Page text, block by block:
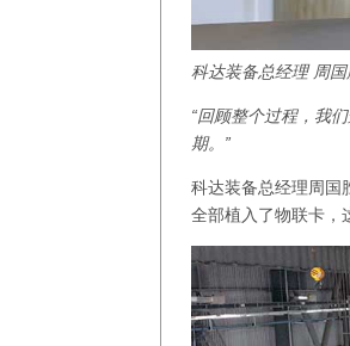
科达装备总经理 周国
“回顾整个过程，我
期。”
科达装备总经理周国
全部植入了物联卡，